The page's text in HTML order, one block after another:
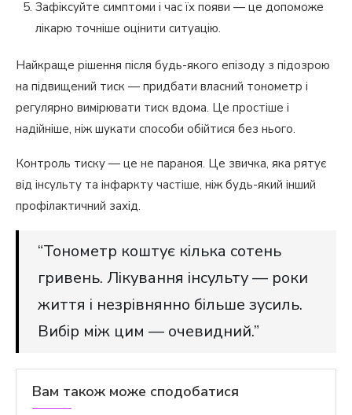
Зафіксуйте симптоми і час їх появи — це допоможе
лікарю точніше оцінити ситуацію.
Найкраще рішення після будь-якого епізоду з підозрою
на підвищений тиск — придбати власний тонометр і
регулярно вимірювати тиск вдома. Це простіше і
надійніше, ніж шукати способи обійтися без нього.
Контроль тиску — це не параноя. Це звичка, яка рятує
від інсульту та інфаркту частіше, ніж будь-який інший
профілактичний захід.
“Тонометр коштує кілька сотень
гривень. Лікування інсульту — роки
життя і незрівнянно більше зусиль.
Вибір між цим — очевидний.”
Вам також може сподобатися